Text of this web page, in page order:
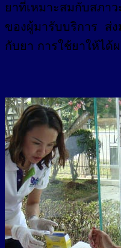
ยาที่เหมาะสมกับสภา
ของผู้มารับบริการ ส่
กับยา การใช้ยาให้ได้